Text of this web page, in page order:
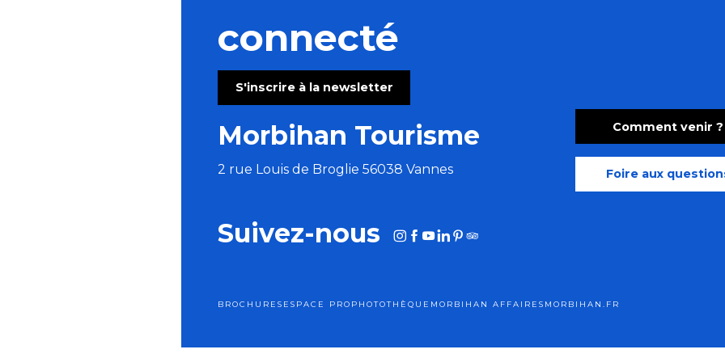
connecté
S'inscrire à la newsletter
Morbihan Tourisme
2 rue Louis de Broglie 56038 Vannes
Comment venir ?
Foire aux
Suivez-nous
BROCHURES ESPACE PRO PHOTOTHÈQUE MORBIHAN AFFAIRES MORBIHAN.FR